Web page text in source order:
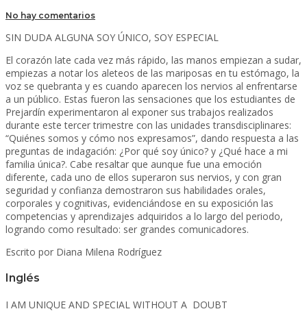
No hay comentarios
SIN DUDA ALGUNA SOY ÚNICO, SOY ESPECIAL
El corazón late cada vez más rápido, las manos empiezan a sudar,
empiezas a notar los aleteos de las mariposas en tu estómago, la
voz se quebranta y es cuando aparecen los nervios al enfrentarse
a un público. Estas fueron las sensaciones que los estudiantes de
Prejardín experimentaron al exponer sus trabajos realizados
durante este tercer trimestre con las unidades transdisciplinares:
“Quiénes somos y cómo nos expresamos”, dando respuesta a las
preguntas de indagación: ¿Por qué soy único? y ¿Qué hace a mi
familia única?. Cabe resaltar que aunque fue una emoción
diferente, cada uno de ellos superaron sus nervios, y con gran
seguridad y confianza demostraron sus habilidades orales,
corporales y cognitivas, evidenciándose en su exposición las
competencias y aprendizajes adquiridos a lo largo del periodo,
logrando como resultado: ser grandes comunicadores.
Escrito por Diana Milena Rodríguez
Inglés
I AM UNIQUE AND SPECIAL WITHOUT A DOUBT